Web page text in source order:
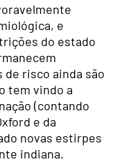
e
do estado
de risco ainda são
tem vindo a
(contando
e da
novas estirpes
indiana.